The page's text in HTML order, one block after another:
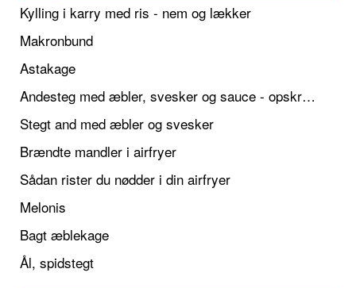
Kylling i karry med ris - nem og lækker
Makronbund
Astakage
Andesteg med æbler, svesker og sauce - opskrift også til jul
Stegt and med æbler og svesker
Brændte mandler i airfryer
Sådan rister du nødder i din airfryer
Melonis
Bagt æblekage
Ål, spidstegt